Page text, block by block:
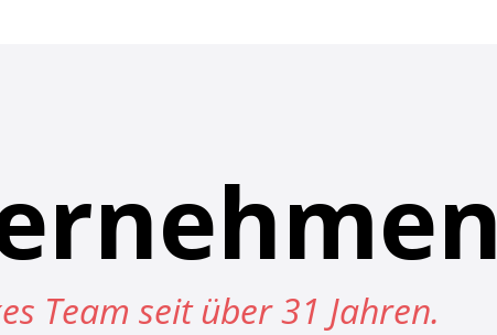
Team seit über 31 Jahren.